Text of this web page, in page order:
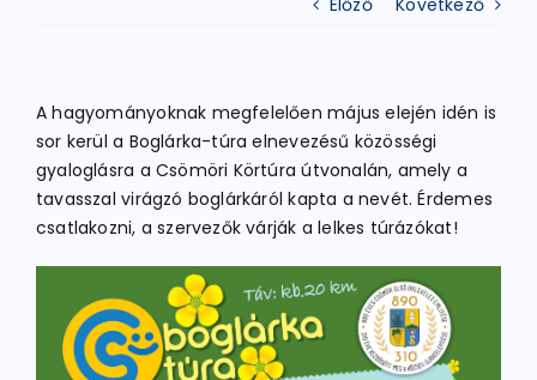
KERÉKPÁR
EGYÉB SPORTÁGAK
PÁLYÁK
Előző Következő
A hagyományoknak megfelelően május elején idén is
sor kerül a Boglárka-túra elnevezésű közösségi
gyaloglásra a Csömöri Körtúra útvonalán, amely a
tavasszal virágzó boglárkáról kapta a nevét. Érdemes
csatlakozni, a szervezők várják a lelkes túrázókat!